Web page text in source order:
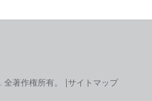
著作権所有。 |サイトマップ